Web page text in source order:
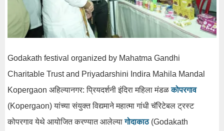
Godakath festival organized by Mahatma Gandhi
Charitable Trust and Priyadarshini Indira Mahila Mandal
Kopergaon अहिल्यानगर: प्रियदर्शनी इंदिरा महिला मंडळकोपरगाव
(Kopergaon) यांच्या संयुक्त विद्यमाने महात्मा गांधी चॅरिटेबल ट्रस्ट
कोपरगाव येथे आयोजित करण्यात आलेल्यागोदाकाठ(Godakath